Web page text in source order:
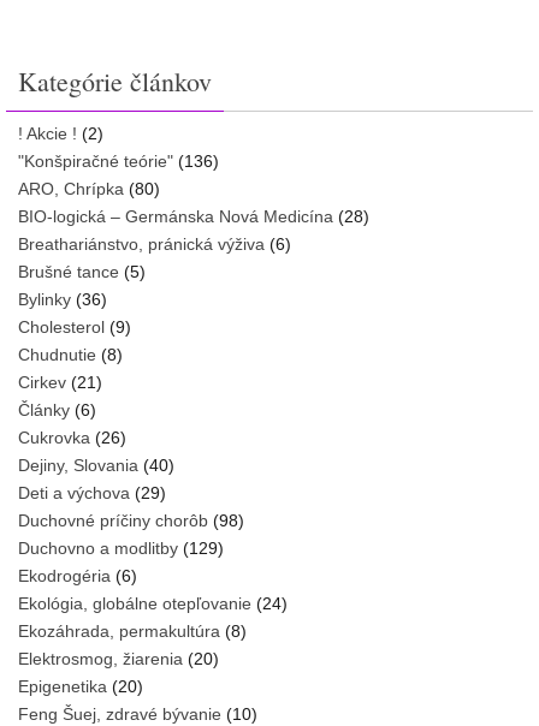
Kategórie článkov
! Akcie ! (2)
"Konšpiračné teórie" (136)
ARO, Chrípka (80)
BIO-logická – Germánska Nová Medicína (28)
Breathariánstvo, pránická výživa (6)
Brušné tance (5)
Bylinky (36)
Cholesterol (9)
Chudnutie (8)
Cirkev (21)
Články (6)
Cukrovka (26)
Dejiny, Slovania (40)
Deti a výchova (29)
Duchovné príčiny chorôb (98)
Duchovno a modlitby (129)
Ekodrogéria (6)
Ekológia, globálne otepľovanie (24)
Ekozáhrada, permakultúra (8)
Elektrosmog, žiarenia (20)
Epigenetika (20)
Feng Šuej, zdravé bývanie (10)